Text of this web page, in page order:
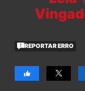
REPORTAR ERRO